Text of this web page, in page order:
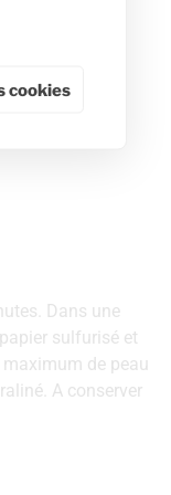
Dans une
sulfurisé et
de peau
A conserver
cookies